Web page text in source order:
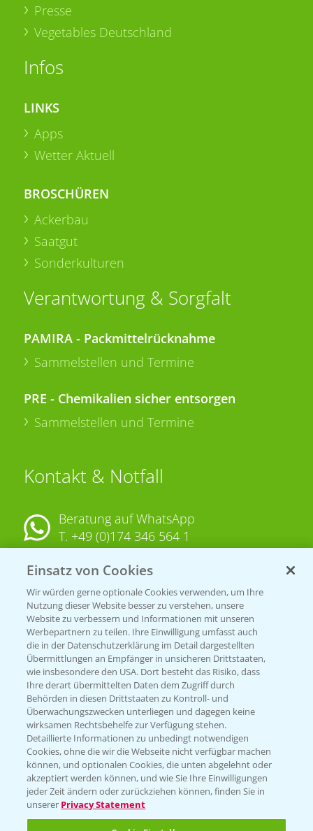
Presse
Vegetables Deutschland
Infos
LINKS
Apps
Wetter Aktuell
BROSCHÜREN
Ackerbau
Saatgut
Sonderkulturen
Verantwortung & Sorgfalt
PAMIRA - Packmittelrücknahme
Sammelstellen und Termine
PRE - Chemikalien sicher entsorgen
Sammelstellen und Termine
Kontakt & Notfall
Beratung auf WhatsApp
T. +49 (0)174 346 564 1
KONTAKT
Hilfe in Notfällen
T.+49 (0)214/30-20220
Folgen Sie uns
Einsatz von Cookies
Wir würden gerne optionale Cookies verwenden, um Ihre
Nutzung dieser Website besser zu verstehen, unsere
Website zu verbessern und Informationen mit unseren
Werbepartnern zu teilen. Ihre Einwilligung umfasst auch
die in der Datenschutzerklärung im Detail dargestellten
Übermittlungen an Empfänger in unsicheren Drittstaaten,
wie insbesondere den USA. Dort besteht das Risiko, dass
Ihre derart übermittelten Daten dem Zugriff durch
Behörden in diesen Drittstaaten zu Kontroll- und
Überwachungszwecken unterliegen und dagegen keine
wirksamen Rechtsbehelfe zur Verfügung stehen.
Detaillierte Informationen zu unbedingt notwendigen
Cookies, ohne die wir die Webseite nicht verfügbar machen
können, und optionalen Cookies, die unten abgelehnt oder
akzeptiert werden können, und wie Sie Ihre Einwilligungen
jeder Zeit ändern oder zurückziehen können, finden Sie in
unserer Privacy Statement